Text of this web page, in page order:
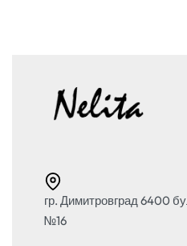
гр. Димитровград 6400
№16